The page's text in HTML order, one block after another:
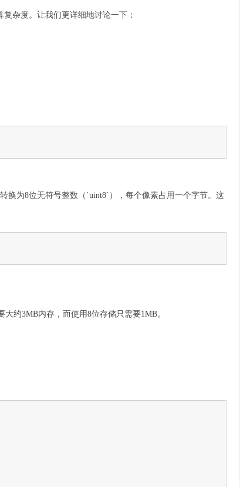
杂度。让我们更详细地讨论一下：
换为8位无符号整数（`uint8`），每个像素占用一个字节。这
约3MB内存，而使用8位存储只需要1MB。